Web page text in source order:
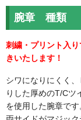
腕章 種類
刺繍・プリント入
きいたします！
シワになりにくく
りした厚めのT/Cツ
を使用した腕章です